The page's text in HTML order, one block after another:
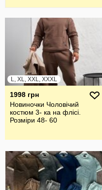
L, XL, XXL, XXXL
1998 грн
Новиночки Чоловічий
костюм 3- ка на флісі.
Розміри 48- 60